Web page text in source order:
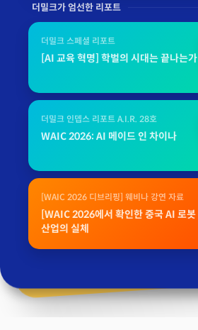
더밀크가 엄선한 리포트
더밀크 스페셜 리포트
[AI 교육 혁명] 학벌의 시대는 끝나는가
더밀크 인뎁스 리포트 A.I.R. 28호
WAIC 2026: AI 메이드 인 차이나
[WAIC 2026 디브리핑] 웨비나 강연 자료
[WAIC 2026에서 확인한 중국 AI 로봇
산업의 실체